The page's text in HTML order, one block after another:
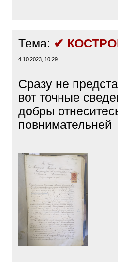
Тема: ✔
4.10.2023, 10:29
Сразу не
вот точные
добры
повнимательней